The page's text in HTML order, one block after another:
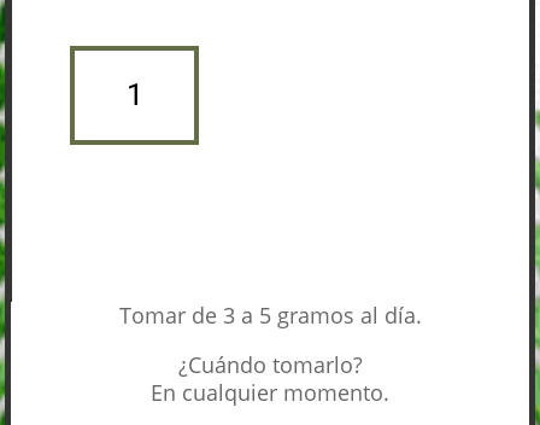
CREATINE
CANTIDAD
Tomar de 3 a 5 gramos al día.
¿Cuándo tomarlo?
En cualquier momento.